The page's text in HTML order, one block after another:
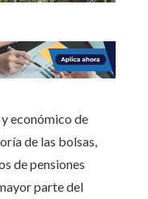
económico de
de las bolsas,
de pensiones
parte del